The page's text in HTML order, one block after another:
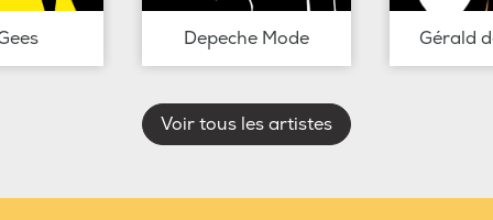
Depeche Mode Gérald
Voir tous les artistes